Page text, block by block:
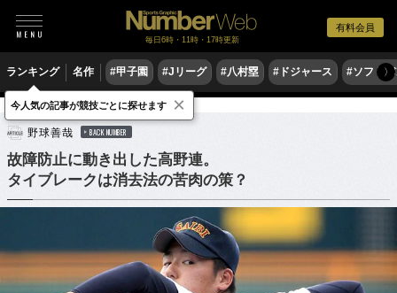
有料会員
毎日6時・11時・17時更新
ランキング 名作 #甲子園 #Jリーグ #八村塁 #ドジャース #ソフト〉
野球 高校野球
野球善哉 BACK NUMBER
故障防止に動き出した高野連。
タイブレークは消去法の苦肉の策？
今人気の記事が競技ごとに探せます ×